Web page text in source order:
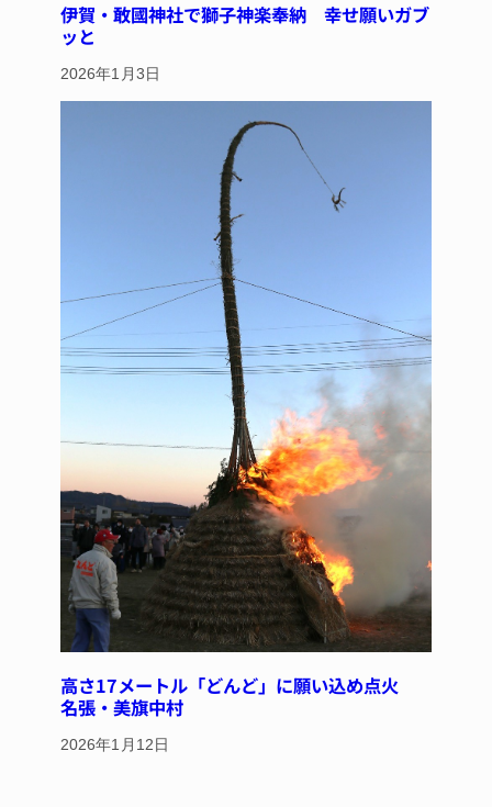
伊賀・敢國神社で獅子神楽奉納 幸せ願いガブ
ッと
2026年1月3日
高さ17メートル「どんど」に願い込め点火
名張・美旗中村
2026年1月12日